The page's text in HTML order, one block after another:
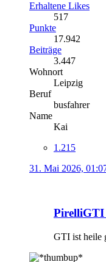
Erhaltene Likes
517
Punkte
17.942
Beiträge
3.447
Wohnort
Leipzig
Beruf
busfahrer
Name
Kai
1.215
31. Mai 2026,
PirelliGTI
GTI ist heile